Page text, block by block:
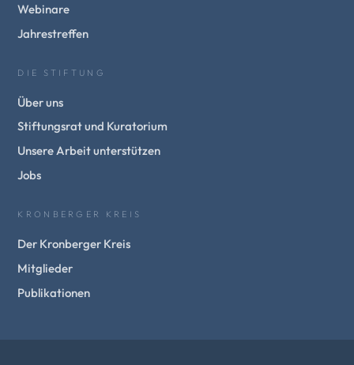
Webinare
Jahrestreffen
DIE STIFTUNG
Über uns
Stiftungsrat und Kuratorium
Unsere Arbeit unterstützen
Jobs
KRONBERGER KREIS
Der Kronberger Kreis
Mitglieder
Publikationen